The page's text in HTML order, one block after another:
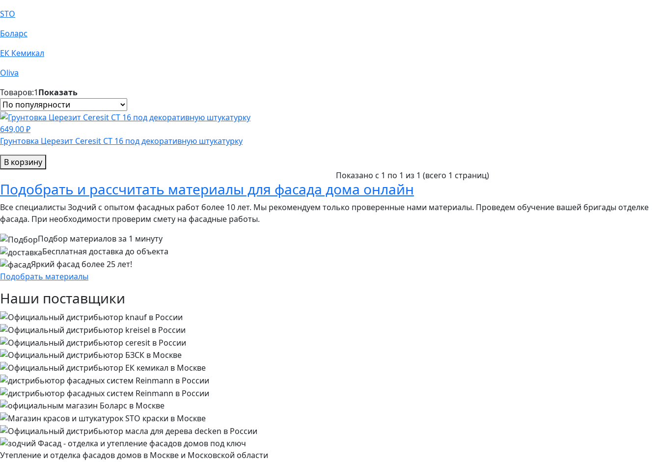
STO
Боларс
ЕК Кемикал
Oliva
Товаров:1Показать
649,00 ₽
Грунтовка Церезит Ceresit СТ 16 под декоративную штукатурку
В корзину
Показано с 1 по 1 из 1 (всего 1 страниц)
Подобрать и рассчитать материалы для фасада дома онлайн
Все специалисты Зодчий с опытом фасадных работ более 10 лет. Мы рекомендуем только проверенные нами материалы. Проведем обучение вашей бригады отделке
фасада. При необходимости проверим смету на фасадные работы.
Подбор материалов за 1 минуту
Бесплатная доставка до объекта
Яркий фасад более 25 лет!
Подобрать материалы
Наши поставщики
Утепление и отделка фасадов домов в Москве и Московской области